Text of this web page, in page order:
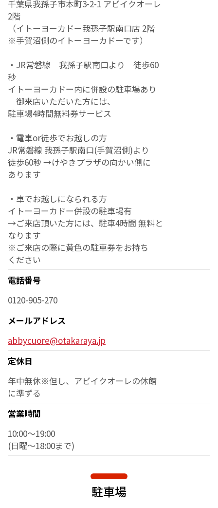
千葉県我孫子市本町3-2-1 アビイクオーレ
2階
（イトーヨーカドー我孫子駅南口店 2階
※手賀沼側のイトーヨーカドーです）
・JR常磐線 我孫子駅南口より 徒歩60
秒
イトーヨーカドー内に併設の駐車場あり
御来店いただいた方には、
駐車場4時間無料券サービス
・電車or徒歩でお越しの方
JR常磐線 我孫子駅南口(手賀沼側)より
徒歩60秒 →けやきプラザの向かい側に
あります
・車でお越しになられる方
イトーヨーカドー併設の駐車場有
→ご来店頂いた方には、駐車4時間 無料と
なります
※ご来店の際に黄色の駐車券をお持ち
ください
電話番号
0120-905-270
メールアドレス
abbycuore@otakaraya.jp
定休日
年中無休※但し、アビイクオーレの休館
に準ずる
営業時間
10:00～19:00
(日曜～18:00まで)
駐車場